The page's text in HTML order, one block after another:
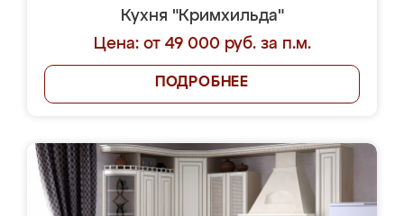
Кухня "Кримхильда"
Цена: от 49 000 руб. за п.м.
ПОДРОБНЕЕ